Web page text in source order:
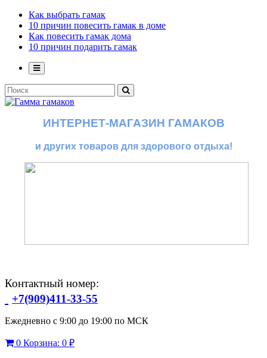
Как выбрать гамак
10 причин повесить гамак в доме
Как повесить гамак дома
10 причин подарить гамак
ИНТЕРНЕТ-МАГАЗИН ГАМАКОВ
и других товаров для здорового отдыха!
Контактный номер:
+7(909)411-33-55
Ежедневно с 9:00 до 19:00 по МСК
0 Корзина: 0 ₽